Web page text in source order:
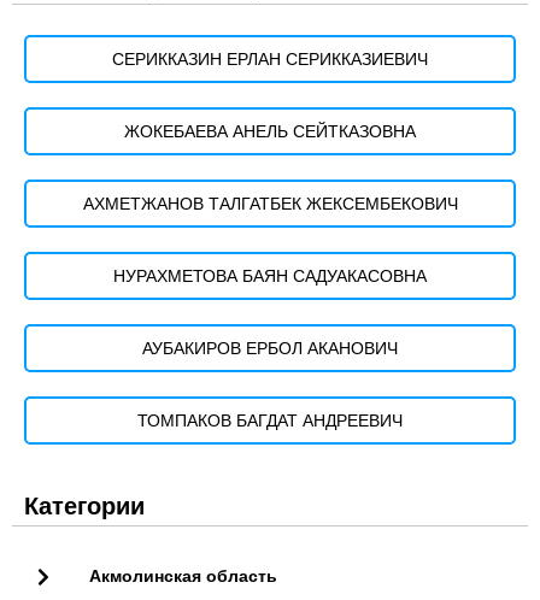
СЕРИККАЗИН ЕРЛАН СЕРИККАЗИЕВИЧ
ЖОКЕБАЕВА АНЕЛЬ СЕЙТКАЗОВНА
АХМЕТЖАНОВ ТАЛГАТБЕК ЖЕКСЕМБЕКОВИЧ
НУРАХМЕТОВА БАЯН САДУАКАСОВНА
АУБАКИРОВ ЕРБОЛ АКАНОВИЧ
ТОМПАКОВ БАГДАТ АНДРЕЕВИЧ
Категории
Акмолинская область